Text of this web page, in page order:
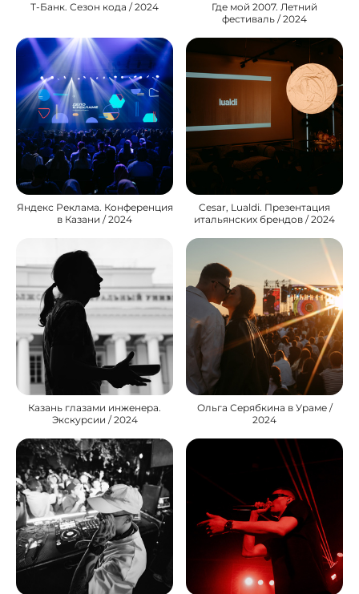
Т-Банк. Сезон кода / 2024
Где мой 2007. Летний
фестиваль / 2024
Яндекс Реклама. Конференция
в Казани / 2024
Cesar, Lualdi. Презентация
итальянских брендов / 2024
Казань глазами инженера.
Экскурсии / 2024
Ольга Серябкина в Ураме /
2024